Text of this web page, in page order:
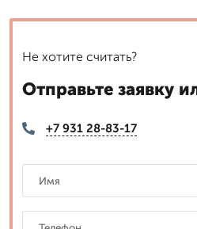
Не хотите считать?
Отправьте заявку
+7 931 28-83-17